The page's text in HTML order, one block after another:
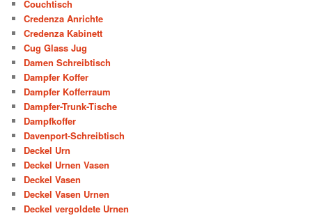
Couchtisch
Credenza Anrichte
Credenza Kabinett
Cug Glass Jug
Damen Schreibtisch
Dampfer Koffer
Dampfer Kofferraum
Dampfer-Trunk-Tische
Dampfkoffer
Davenport-Schreibtisch
Deckel Urn
Deckel Urnen Vasen
Deckel Vasen
Deckel Vasen Urnen
Deckel vergoldete Urnen